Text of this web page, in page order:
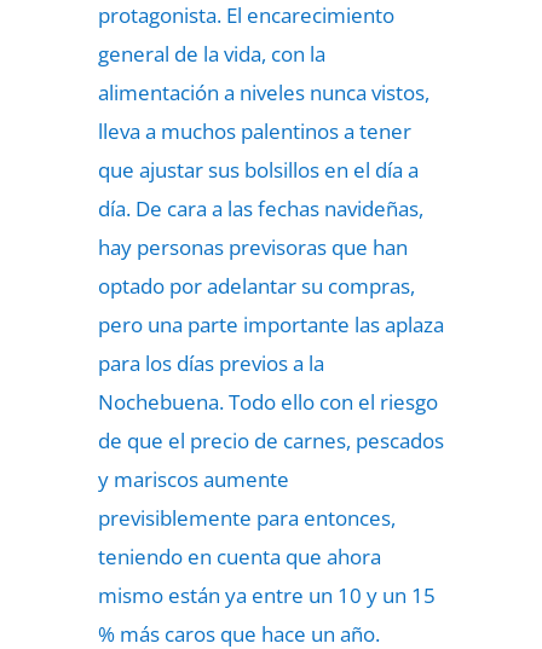
protagonista. El encarecimiento
general de la vida, con la
alimentación a niveles nunca vistos,
lleva a muchos palentinos a tener
que ajustar sus bolsillos en el día a
día. De cara a las fechas navideñas,
hay personas previsoras que han
optado por adelantar su compras,
pero una parte importante las aplaza
para los días previos a la
Nochebuena. Todo ello con el riesgo
de que el precio de carnes, pescados
y mariscos aumente
previsiblemente para entonces,
teniendo en cuenta que ahora
mismo están ya entre un 10 y un 15
% más caros que hace un año.